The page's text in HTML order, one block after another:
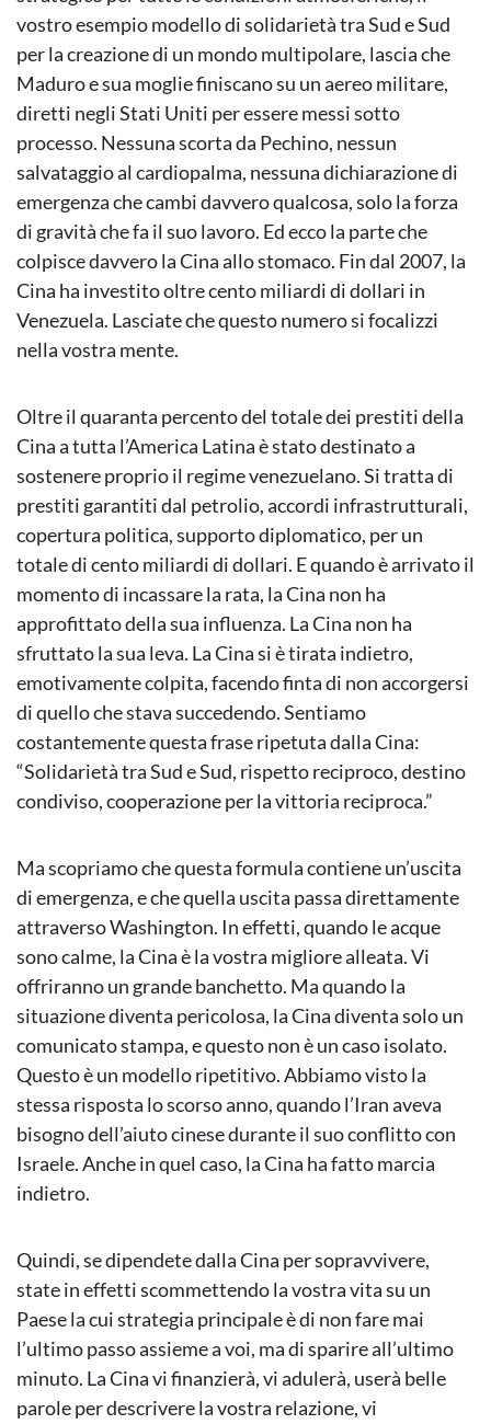
vostro esempio modello di solidarietà tra Sud e Sud
per la creazione di un mondo multipolare, lascia che
Maduro e sua moglie finiscano su un aereo militare,
diretti negli Stati Uniti per essere messi sotto
processo. Nessuna scorta da Pechino, nessun
salvataggio al cardiopalma, nessuna dichiarazione di
emergenza che cambi davvero qualcosa, solo la forza
di gravità che fa il suo lavoro. Ed ecco la parte che
colpisce davvero la Cina allo stomaco. Fin dal 2007, la
Cina ha investito oltre cento miliardi di dollari in
Venezuela. Lasciate che questo numero si focalizzi
nella vostra mente.
Oltre il quaranta percento del totale dei prestiti della
Cina a tutta l’America Latina è stato destinato a
sostenere proprio il regime venezuelano. Si tratta di
prestiti garantiti dal petrolio, accordi infrastrutturali,
copertura politica, supporto diplomatico, per un
totale di cento miliardi di dollari. E quando è arrivato il
momento di incassare la rata, la Cina non ha
approfittato della sua influenza. La Cina non ha
sfruttato la sua leva. La Cina si è tirata indietro,
emotivamente colpita, facendo finta di non accorgersi
di quello che stava succedendo. Sentiamo
costantemente questa frase ripetuta dalla Cina:
“Solidarietà tra Sud e Sud, rispetto reciproco, destino
condiviso, cooperazione per la vittoria reciproca.”
Ma scopriamo che questa formula contiene un’uscita
di emergenza, e che quella uscita passa direttamente
attraverso Washington. In effetti, quando le acque
sono calme, la Cina è la vostra migliore alleata. Vi
offriranno un grande banchetto. Ma quando la
situazione diventa pericolosa, la Cina diventa solo un
comunicato stampa, e questo non è un caso isolato.
Questo è un modello ripetitivo. Abbiamo visto la
stessa risposta lo scorso anno, quando l’Iran aveva
bisogno dell’aiuto cinese durante il suo conflitto con
Israele. Anche in quel caso, la Cina ha fatto marcia
indietro.
Quindi, se dipendete dalla Cina per sopravvivere,
state in effetti scommettendo la vostra vita su un
Paese la cui strategia principale è di non fare mai
l’ultimo passo assieme a voi, ma di sparire all’ultimo
minuto. La Cina vi finanzierà, vi adulerà, userà belle
parole per descrivere la vostra relazione, vi